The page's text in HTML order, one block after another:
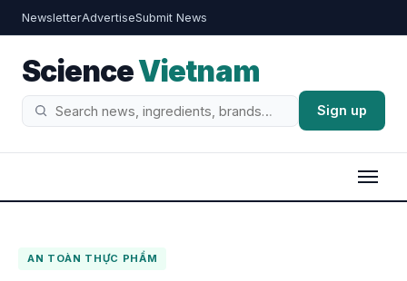
NewsletterAdvertiseSubmit News
ScienceVietnam
Tìm
Sign up
AN TOÀN THỰC PHẨM